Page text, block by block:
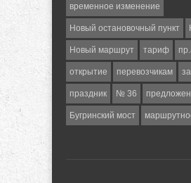
временное изменение
Новый остановочный пункт
Новый маршрут тариф
открытие перевозчикам
праздник № 36
Бугринский мост